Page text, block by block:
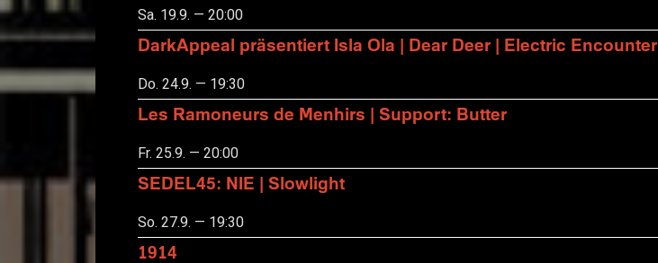
Sa. 19.9. — 20:00
DarkAppeal präsentiert Isla Ola | Dear Deer | Electric Encounter
Do. 24.9. — 19:30
Les Ramoneurs de Menhirs | Support: Butter
Fr. 25.9. — 20:00
SEDEL45: NIE | Slowlight
So. 27.9. — 19:30
1914